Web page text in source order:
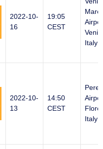
2022-10-
16
19:05
CEST
Italy
2022-10-
13
14:50
CEST
Italy